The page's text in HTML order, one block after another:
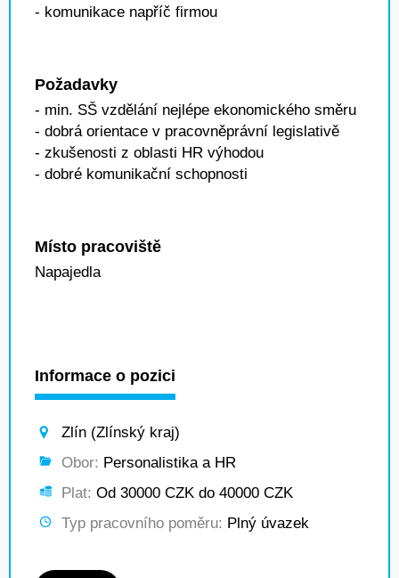
- komunikace napříč firmou
Požadavky
- min. SŠ vzdělání nejlépe ekonomického směru
- dobrá orientace v pracovněprávní legislativě
- zkušenosti z oblasti HR výhodou
- dobré komunikační schopnosti
Místo pracoviště
Napajedla
Informace o pozici
Zlín (Zlínský kraj)
Obor: Personalistika a HR
Plat: Od 30000 CZK do 40000 CZK
Typ pracovního poměru: Plný úvazek